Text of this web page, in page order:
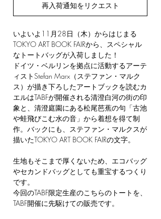
再入荷通知をリクエスト
いよいよ11月28日（木）からはじまる
TOKYO ART BOOK FAIRから、スペシャル
なトートバッグが入荷しました！
ドイツ・ベルリンを拠点に活動するアーテ
ィストStefan Marx（ステファン・マルク
ス）が描き下ろしたアートブックを読むカ
エルはTABFが開催される清澄白河の街の印
象と、清澄庭園にある松尾芭蕉の句「古池
や蛙飛びこむ水の音」から着想を得て制
作。バックにも、ステファン・マルクスが
描いたTOKYO ART BOOK FAIRの文字。
生地もそこまで厚くないため、エコバッグ
やセカンドバッグとしても重宝するつくり
です。
今回のTABF限定生産のこちらのトートを、
TABF開催に先駆けての販売です。